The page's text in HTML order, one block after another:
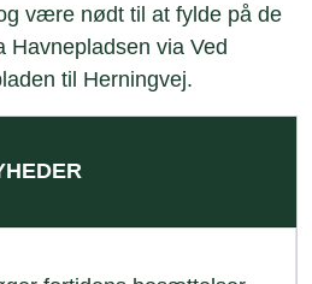
være nødt til at fylde på de
Havnepladsen via Ved
til Herningvej.